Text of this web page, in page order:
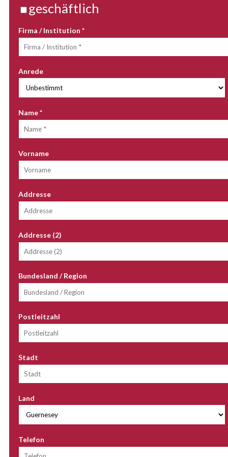
geschäftlich
Firma / Institution *
Anrede
Name*
Vorname
Addresse
Addresse (2)
Bundesland / Region
Postleitzahl
Stadt
Land
Telefon